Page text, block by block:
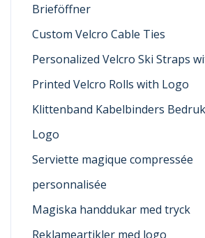
Brieföffner
Custom Velcro Cable Ties
Personalized Velcro Ski Straps
Printed Velcro Rolls with Logo
Klittenband Kabelbinders
Logo
Serviette magique compressée
personnalisée
Magiska handdukar med tryck
Reklameartikler med logo